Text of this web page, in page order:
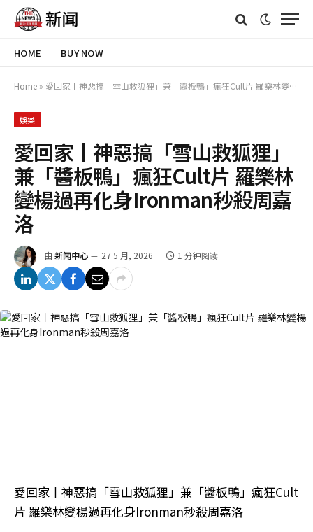
HOME BUY NOW
Home » 愛回家丨神惡搞「雪山救狐狸」兼「醬板鴨」瘋狂Cult片 羅樂林變楊過再化身Ironman秒殺周嘉洛
娛樂
愛回家丨神惡搞「雪山救狐狸」
兼「醬板鴨」瘋狂Cult片 羅樂林
變楊過再化身Ironman秒殺周嘉
洛
由 新闻中心 27 5 月, 2026 1 分钟阅读
愛回家丨神惡搞「雪山救狐狸」兼「醬板鴨」瘋狂Cult
片 羅樂林變楊過再化身Ironman秒殺周嘉洛